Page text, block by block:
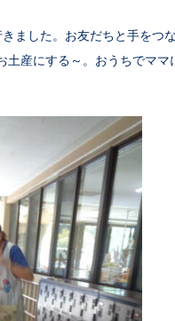
ました。お友だちと手を
土産にする～。おうちでマ